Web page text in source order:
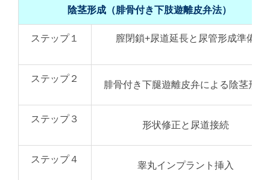
陰茎形成（腓骨付き下肢遊離皮弁法）
ステップ１ 膣閉鎖+尿道延長と尿管形成準備
ステップ２
腓骨付き下腿遊離皮弁による陰茎形成
ステップ３
形状修正と尿道接続
ステップ４
睾丸インプラント挿入